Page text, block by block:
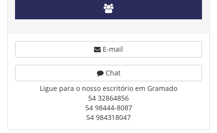
E-mail
Chat
Ligue para o nosso escritório em Gramado
54 32864856
54 98444-8087
54 984318047